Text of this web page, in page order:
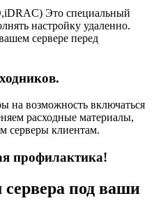
Это специальный
настройку удаленно.
сервере перед
на возможность включаться
расходные материалы,
серверы клиентам.
профилактика!
под ваши